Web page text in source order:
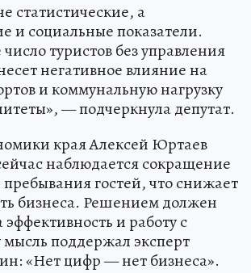
статистические, а
и социальные показатели.
туристов без управления
негативное влияние на
и коммунальную нагрузку
— подчеркнула депутат.
края Алексей Юртаев
наблюдается сокращение
гостей, что снижает
бизнеса. Решением должен
эффективность и работу с
поддержал эксперт
«Нет цифр — нет бизнеса».